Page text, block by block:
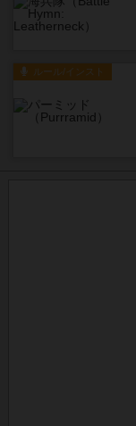
ルール/インスト